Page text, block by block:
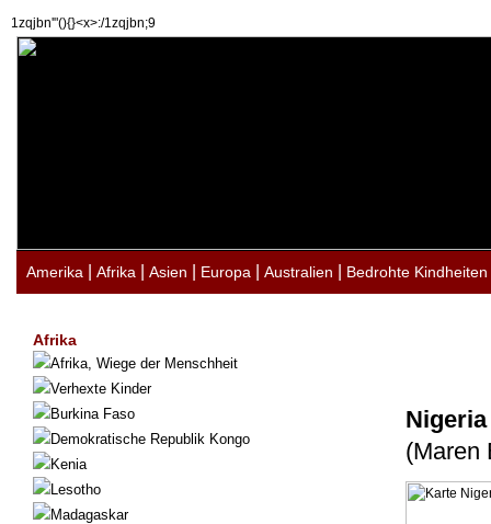
1zqjbn'"(){}<x>:/1zqjbn;9
Amerika Afrika Asien Europa Australien Bedrohte Kindheiten
Afrika
Afrika, Wiege der Menschheit
Verhexte Kinder
Burkina Faso
Demokratische Republik Kongo
Kenia
Lesotho
Madagaskar
Nigeria
(Maren